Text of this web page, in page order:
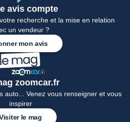
avis compte
recherche et la mise en relation
un vendeur ?
mon avis
zoomcar.fr
auto... Venez vous renseigner et vous
inspirer
le mag